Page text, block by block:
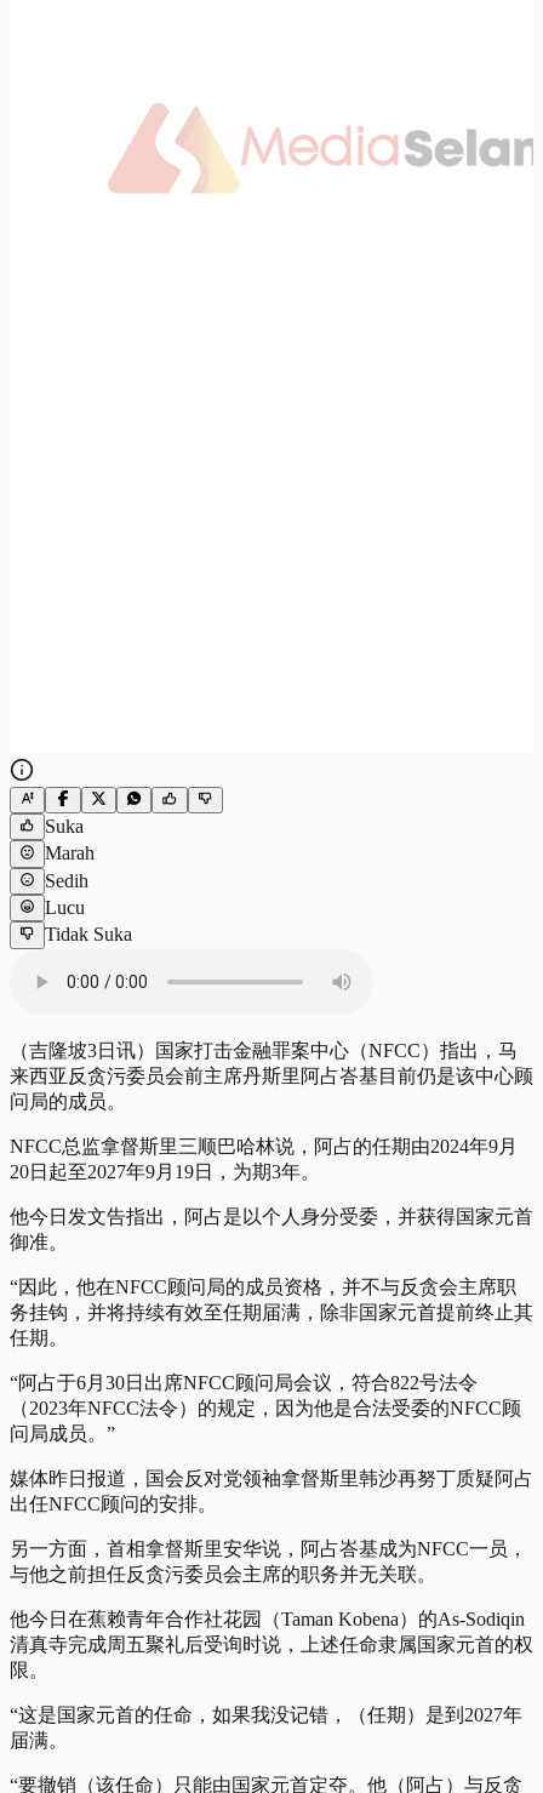
Suka
Marah
Sedih
Lucu
Tidak Suka
（吉隆坡3日讯）国家打击金融罪案中心（NFCC）指出，马
来西亚反贪污委员会前主席丹斯里阿占峇基目前仍是该中心顾
问局的成员。
NFCC总监拿督斯里三顺巴哈林说，阿占的任期由2024年9月
20日起至2027年9月19日，为期3年。
他今日发文告指出，阿占是以个人身分受委，并获得国家元首
御准。
“因此，他在NFCC顾问局的成员资格，并不与反贪会主席职
务挂钩，并将持续有效至任期届满，除非国家元首提前终止其
任期。
“阿占于6月30日出席NFCC顾问局会议，符合822号法令
（2023年NFCC法令）的规定，因为他是合法受委的NFCC顾
问局成员。”
媒体昨日报道，国会反对党领袖拿督斯里韩沙再努丁质疑阿占
出任NFCC顾问的安排。
另一方面，首相拿督斯里安华说，阿占峇基成为NFCC一员，
与他之前担任反贪污委员会主席的职务并无关联。
他今日在蕉赖青年合作社花园（Taman Kobena）的As-Sodiqin
清真寺完成周五聚礼后受询时说，上述任命隶属国家元首的权
限。
“这是国家元首的任命，如果我没记错，（任期）是到2027年
届满。
“要撤销（该任命）只能由国家元首定夺。他（阿占）与反贪